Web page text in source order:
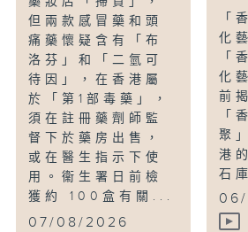
但兩款感冒藥和頭
痛藥懷疑含有「布
洛芬」和「二氫可
待因」，在香港屬
於「第1部毒藥」，
須在註冊藥劑師監
督下於藥房出售，
或在醫生指示下使
用。衞生署日前檢
獲約 100盒有關...
07/08/2026
「
化
「
化
前
「
聚
港
石